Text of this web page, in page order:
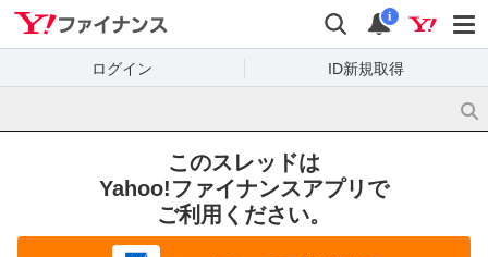
Yahoo!ファイナンス
検索 通知
i
ログイン ID新規取得
このスレッドは
Yahoo!ファイナンスアプリで
ご利用ください。